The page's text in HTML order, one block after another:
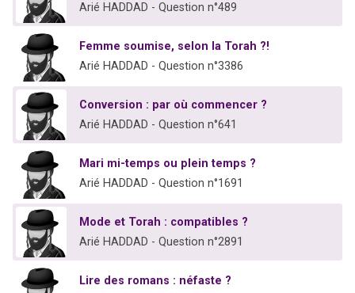
Arié HADDAD - Question n°489
Femme soumise, selon la Torah ?!
Arié HADDAD - Question n°3386
Conversion : par où commencer ?
Arié HADDAD - Question n°641
Mari mi-temps ou plein temps ?
Arié HADDAD - Question n°1691
Mode et Torah : compatibles ?
Arié HADDAD - Question n°2891
Lire des romans : néfaste ?